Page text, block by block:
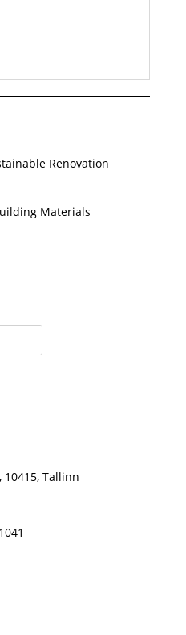
Renovation
Materials
10415, Tallinn